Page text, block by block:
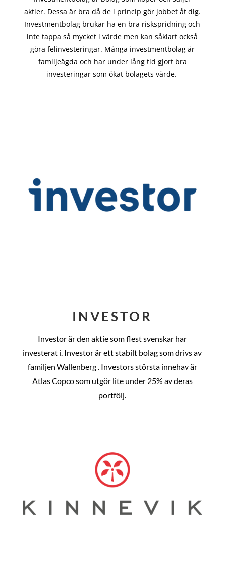
aktier. Dessa är bra då de i princip görjobbet åt dig.
Investmentbolag brukar ha en bra riskspridning och
inte tappa så mycket i värde men kan såklart också
göra felinvesteringar. Många investmentbolag är
familjeägda och har under lång tid gjort bra
investeringar som ökat bolagets värde.
INVESTOR
Investor är den aktie som flest svenskar har
investerat i. Investor är ett stabilt bolag som drivs av
familjen Wallenberg . Investors största innehav är
Atlas Copco som utgör lite under 25% av deras
portfölj.